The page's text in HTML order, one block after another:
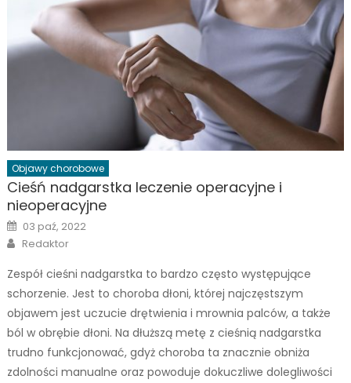
Objawy chorobowe
Cieśń nadgarstka leczenie operacyjne i
nieoperacyjne
Posted
on
03 paź, 2022
Author
Redaktor
Zespół cieśni nadgarstka to bardzo często występujące
schorzenie. Jest to choroba dłoni, której najczęstszym
objawem jest uczucie drętwienia i mrownia palców, a także
ból w obrębie dłoni. Na dłuższą metę z cieśnią nadgarstka
trudno funkcjonować, gdyż choroba ta znacznie obniża
zdolności manualne oraz powoduje dokuczliwe dolegliwości